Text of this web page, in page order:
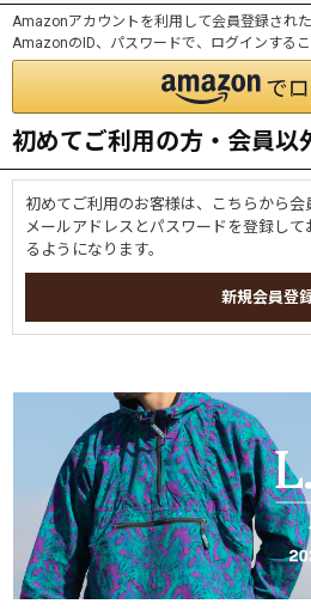
Amazonアカウントを利用して会員登録された
AmazonのID、パスワードで、ログインするこ
初めてご利用の方・会員以
初めてご利用のお客様は、こちらから会
メールアドレスとパスワードを登録し
るようになります。